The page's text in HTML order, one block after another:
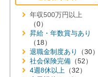
年収500万円以上
（0）
昇給・年数賞与あり
（18）
退職金制度あり
（30）
社会保険完備 （52）
4週8休以上 （32）